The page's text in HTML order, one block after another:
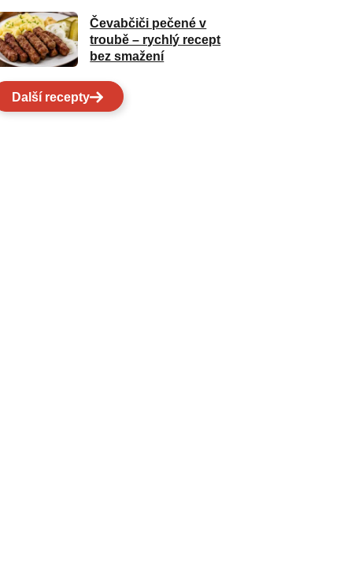
Čevabčiči pečené v
troubě – rychlý recept
bez smažení
Další recepty